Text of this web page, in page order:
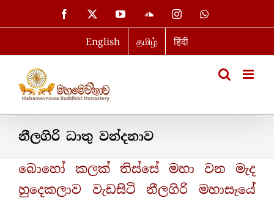
to
Facebook YouTubeSoundCloud
InstagramWhatsApp
English தமிழ் हिंदी
නීලගිරි ධාතු වන්දනාව
බොහෝ කලක් තිස්සේ මහා වන මැද
හුදෙකලාව වැඩසිටි නීලගිරි මහාසෑයේ